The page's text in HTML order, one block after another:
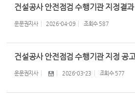
건설공사 안전점검 수행기관 지정결
운문권지사 2026-04-09 조회수 587
건설공사 안전점검 수행기관 지정 공
운문권지사 2026-03-23 조회수 577